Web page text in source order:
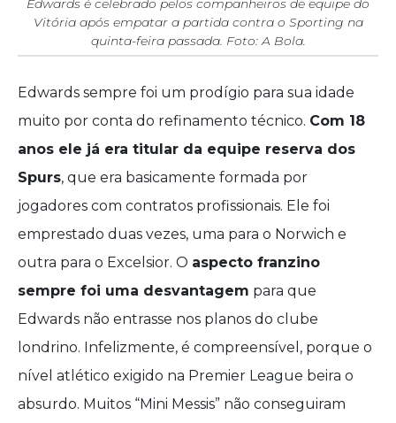
Edwards é celebrado pelos companheiros de equipe do
Vitória após empatar a partida contra o Sporting na
quinta-feira passada. Foto: A Bola.
Edwards sempre foi um prodígio para sua idade
muito por conta do refinamento técnico. Com 18
anos ele já era titular da equipe reserva dos
Spurs, que era basicamente formada por
jogadores com contratos profissionais. Ele foi
emprestado duas vezes, uma para o Norwich e
outra para o Excelsior. O aspecto franzino
sempre foi uma desvantagem para que
Edwards não entrasse nos planos do clube
londrino. Infelizmente, é compreensível, porque o
nível atlético exigido na Premier League beira o
absurdo. Muitos “Mini Messis” não conseguiram